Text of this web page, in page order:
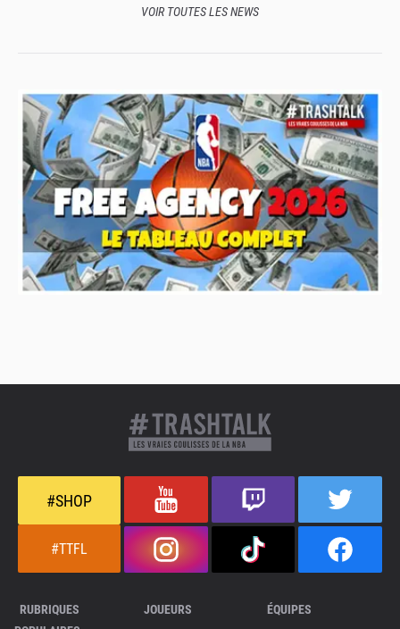
VOIR TOUTES LES NEWS
#SHOP
#TTFL
RUBRIQUES
JOUEURS ÉQUIPES